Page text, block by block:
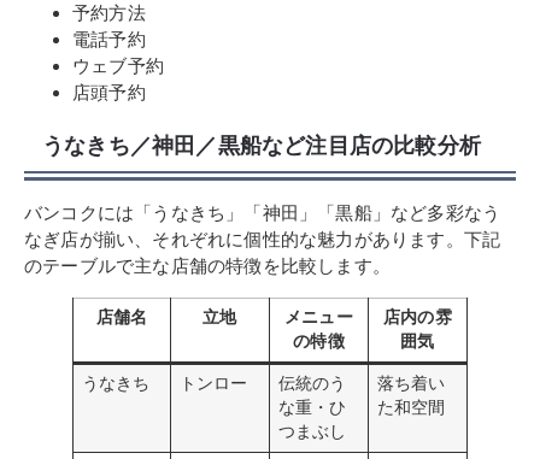
予約方法
電話予約
ウェブ予約
店頭予約
うなきち／神田／黒船など注目店の比較分析
バンコクには「うなきち」「神田」「黒船」など多彩なう
なぎ店が揃い、それぞれに個性的な魅力があります。下記
のテーブルで主な店舗の特徴を比較します。
店舗名 立地
メニュー
の特徴
店内の雰
囲気
うなきち トンロー
伝統のう
な重・ひ
つまぶし
落ち着い
た和空間